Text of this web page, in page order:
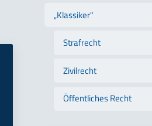
„Klassiker"
Strafrecht
Zivilrecht
Öffentliches Recht